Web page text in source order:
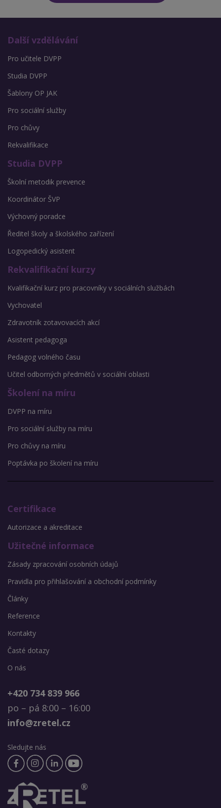
Další vzdělávání
Pro učitele DVPP
Studia DVPP
Šablony OP JAK
Pro sociální služby
Pro chůvy
Rekvalifikace
Studia DVPP
Školní metodik prevence
Koordinátor ŠVP
Výchovný poradce
Ředitel školy a školského zařízení
Logopedický asistent
Rekvalifikační kurzy
Kvalifikační kurz pro pracovníky v sociálních službách
Vychovatel
Zdravotník zotavovacích akcí
Asistent pedagoga
Pedagog volného času
Učitel odborných předmětů v sociální oblasti
Školení na míru
DVPP na míru
Pro sociální služby na míru
Pro chůvy na míru
Poptávka po školení na míru
Certifikace
Autorizace a akreditace
Užitečné informace
Zásady zpracování osobních údajů
Pravidla pro přihlašování a obchodní podmínky
Články
Reference
Kontakty
Časté dotazy
O nás
+420 734 839 966
po – pá 8:00 – 16:00
info@zretel.cz
Sledujte nás